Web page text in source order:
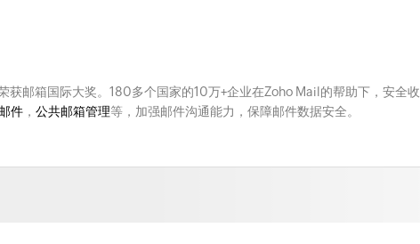
获邮箱国际大奖。180多个国家的10万+企业在Zoho Mail的帮助下，安全收
件， 公共邮箱管理等，加强邮件沟通能力，保障邮件数据安全。